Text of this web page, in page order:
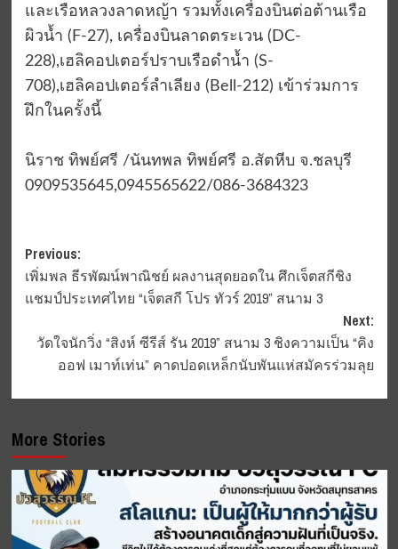
และเรือหลวงลาดหญ้า รวมทั้งเครื่องบินต่อต้านเรือ
ผิวน้ำ (F-27), เครื่องบินลาดตระเวน (DC-
228),เฮลิคอปเตอร์ปราบเรือดำน้ำ (S-
708),เฮลิคอปเตอร์ลำเลียง (Bell-212) เข้าร่วมการ
ฝึกในครั้งนี้
นิราช ทิพย์ศรี /นันทพล ทิพย์ศรี อ.สัตหีบ จ.ชลบุรี
0909535645,0945565622/086-3684323
Post
navigation
Previous:
เพิ่มพล ธีรพัฒน์พาณิชย์ ผลงานสุดยอดใน ศึกเจ็ตสกีชิง
แชมป์ประเทศไทย “เจ็ตสกี โปร ทัวร์ 2019” สนาม 3
Next:
วัดใจนักวิ่ง “สิงห์ ซีรีส์ รัน 2019” สนาม 3 ชิงความเป็น “คิง
ออฟ เมาท์เท่น” คาดปอดเหล็กนับพันแห่สมัครร่วมลุย
More Stories